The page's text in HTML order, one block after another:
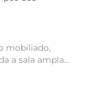
mobiliado,
a sala ampla,